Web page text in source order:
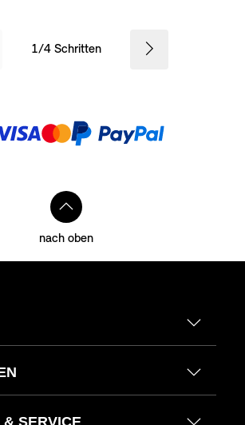
1/4 Schritten
Zahlungsmethoden